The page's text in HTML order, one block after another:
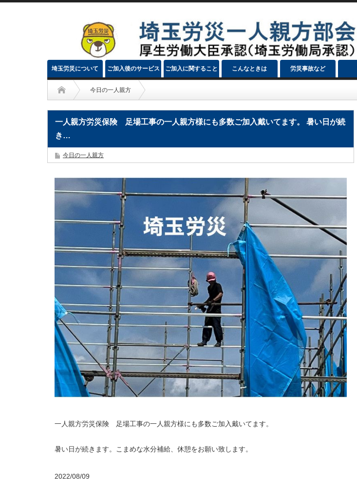
埼玉労災について ご加入後のサービス ご加入に関すること こんなときは 労災事故など
今日の一人親方
一人親方労災保険 足場工事の一人親方様にも多数ご加入戴いてます。 暑い日が続
き…
今日の一人親方
一人親方労災保険 足場工事の一人親方様にも多数ご加入戴いてます。
暑い日が続きます。こまめな水分補給、休憩をお願い致します。
2022/08/09